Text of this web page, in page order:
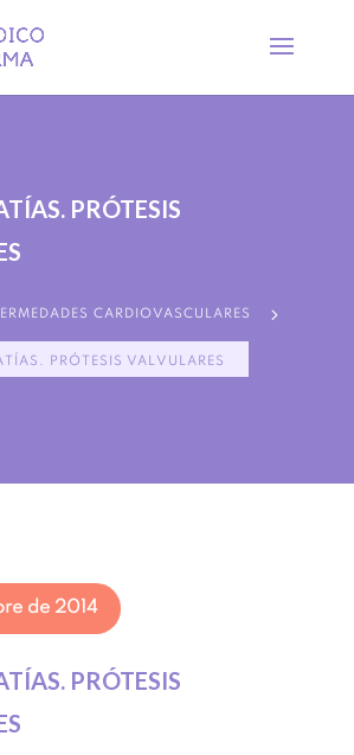
PRÓTESIS
CARDIOVASCULARES 5
PRÓTESIS VALVULARES
de 2014
PRÓTESIS